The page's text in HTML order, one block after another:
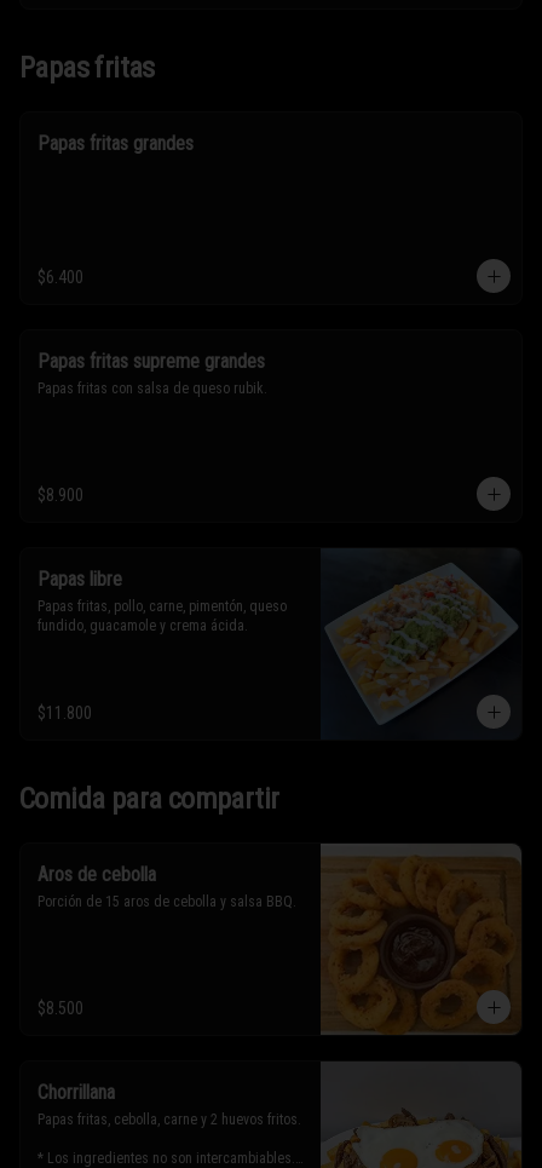
Papas fritas
Papas fritas grandes
$6.400
Papas fritas supreme grandes
Papas fritas con salsa de queso rubik.
$8.900
Papas libre
Papas fritas, pollo, carne, pimentón, queso
fundido, guacamole y crema ácida.
$11.800
Comida para compartir
Aros de cebolla
Porción de 15 aros de cebolla y salsa BBQ.
$8.500
Chorrillana
Papas fritas, cebolla, carne y 2 huevos fritos.
* Los ingredientes no son intercambiables.